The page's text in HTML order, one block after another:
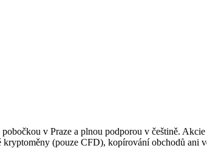
v Praze a plnou podporou v češtině.
(pouze CFD), kopírování obchodů ani